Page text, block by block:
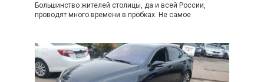
Большинство жителей столицы, да и всей России,
проводят много времени в пробках. Не самое